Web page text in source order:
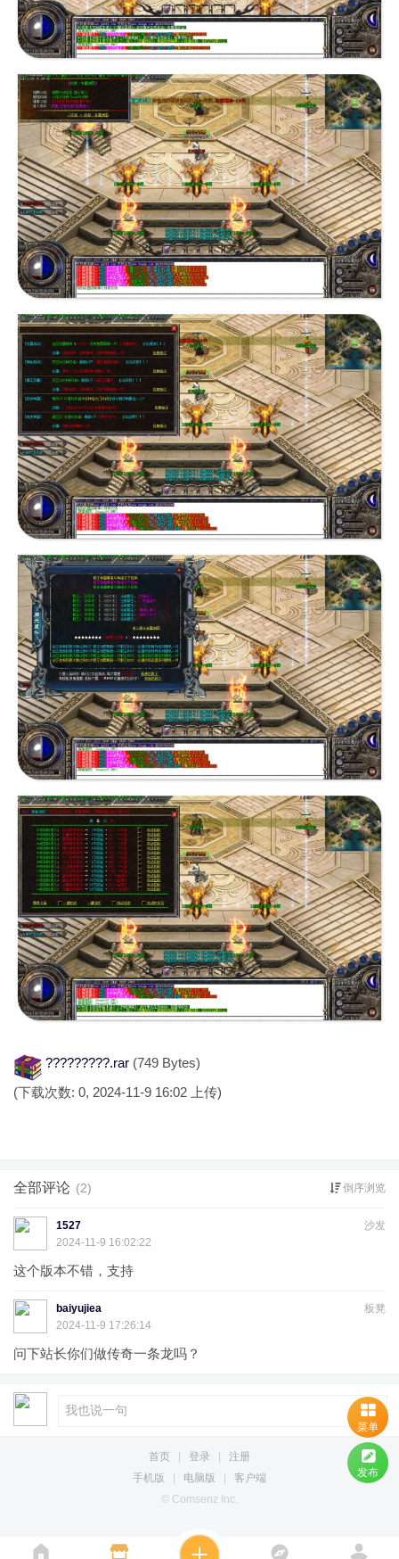
?????????.rar (749 Bytes)
(下载次数: 0, 2024-11-9 16:02 上传)
全部评论 (2) 倒序浏览
沙发
1527
2024-11-9 16:02:22
这个版本不错，支持
板凳
baiyujiea
2024-11-9 17:26:14
问下站长你们做传奇一条龙吗？
首页 登录
注册
手机版
电脑版
客户端
© Comsenz Inc.
菜单
发布